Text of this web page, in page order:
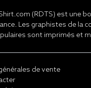
(RDTS) est une
Les graphistes de la
sont imprimés et
de vente